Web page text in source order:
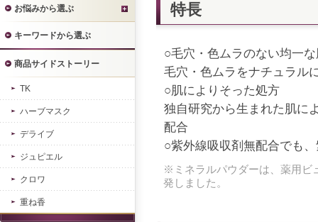
特長
○毛穴・色ムラのない均一
毛穴・色ムラをナチュラル
○肌によりそった処方
独自研究から生まれた肌に
配合
○紫外線吸収剤無配合でも
※ミネラルパウダーは、薬用
発しました。
お悩みから選ぶ
キーワードから選ぶ
商品サイドストーリー
TK
ハーブマスク
デライブ
ジュピエル
クロワ
重ね香